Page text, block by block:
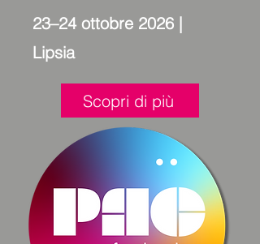
23–24 ottobre 2026 |
Lipsia
Scopri di più